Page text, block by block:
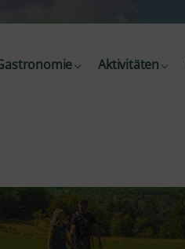
Aktivitäten